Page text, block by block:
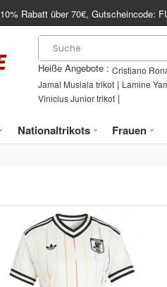
10% Rabatt über70€, Gutscheincode:
Heiße Angebote : Cristiano
Jamal Musiala trikot | Lamine
Vinicius Junior trikot |
Nationaltrikots Frauen